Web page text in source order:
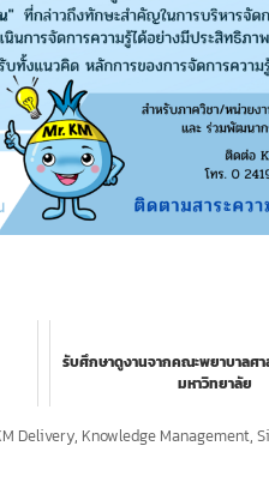
รับศึกษาดูงานจากคณะพยาบาลศ
มหาวิทยาลัย
Delivery, Knowledge Management,